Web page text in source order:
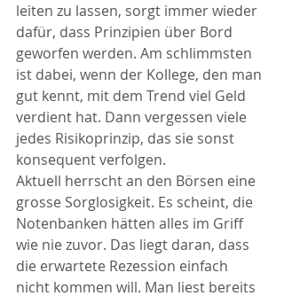
leiten zu lassen, sorgt immer wieder
dafür, dass Prinzipien über Bord
geworfen werden. Am schlimmsten
ist dabei, wenn der Kollege, den man
gut kennt, mit dem Trend viel Geld
verdient hat. Dann vergessen viele
jedes Risikoprinzip, das sie sonst
konsequent verfolgen.
Aktuell herrscht an den Börsen eine
grosse Sorglosigkeit. Es scheint, die
Notenbanken hätten alles im Griff
wie nie zuvor. Das liegt daran, dass
die erwartete Rezession einfach
nicht kommen will. Man liest bereits